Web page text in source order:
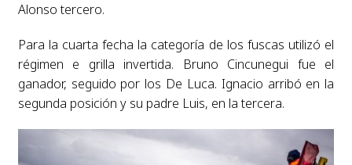
Alonso tercero.
Para la cuarta fecha la categoría de los fuscas utilizó el
régimen e grilla invertida. Bruno Cincunegui fue el
ganador, seguido por los De Luca. Ignacio arribó en la
segunda posición y su padre Luis, en la tercera.